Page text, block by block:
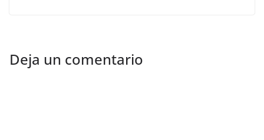
Deja un comentario